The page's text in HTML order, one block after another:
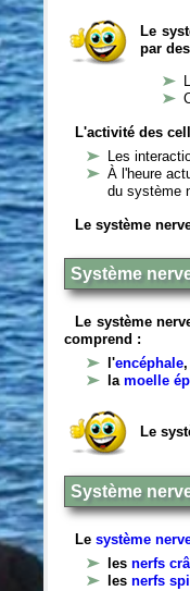
Le
par
L'activité des
Les
À l'heure
du système
Le système
Système
Le système
comprend :
l'encéphale
lamoelle
Le
Système
Lesystème
lesnerfs
lesnerfs